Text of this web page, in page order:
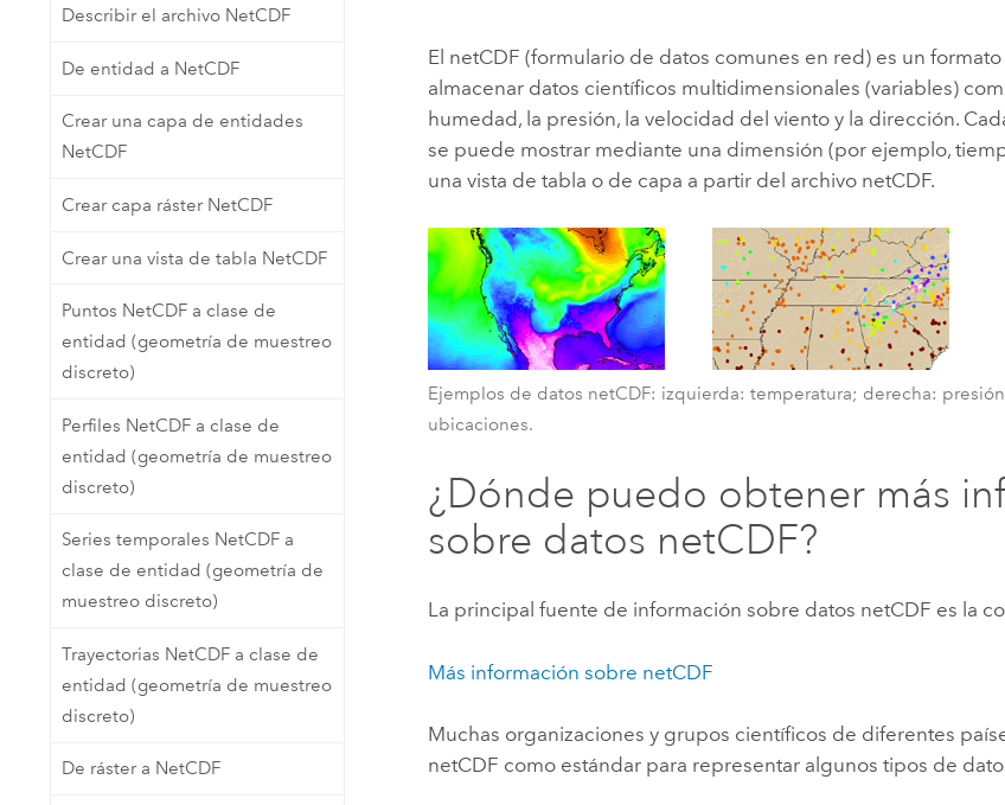
Crear aplicaciones de
análisis espacial
Todos los productos
Todos los sectores
Todas las historias
Describir el archivo NetCDF
De entidad a NetCDF
Crear una capa de entidades
NetCDF
Crear capa ráster NetCDF
Crear una vista de tabla NetCDF
Puntos NetCDF a clase de
entidad (geometría de muestreo
discreto)
Perfiles NetCDF a clase de
entidad (geometría de muestreo
discreto)
Series temporales NetCDF a
clase de entidad (geometría de
muestreo discreto)
Trayectorias NetCDF a clase de
entidad (geometría de muestreo
discreto)
De ráster a NetCDF
El netCDF (formulario de datos comunes en red) es un
almacenar datos científicos multidimensionales (variables)
humedad, la presión, la velocidad del viento y la dirección.
se puede mostrar mediante una dimensión (por ejemplo,
una vista de tabla o de capa a partir del archivo netCDF.
Ejemplos de datos netCDF: izquierda: temperatura; derecha:
ubicaciones.
¿Dónde puedo obtener más
sobre datos netCDF?
La principal fuente de información sobre datos netCDF es la
Más información sobre netCDF
Muchas organizaciones y grupos científicos de diferentes
netCDF como estándar para representar algunos tipos de